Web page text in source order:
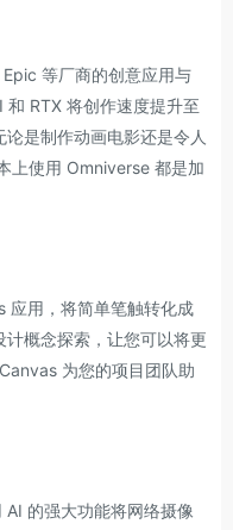
等厂商的创意应用与
RTX 将创作速度提升至
是制作动画电影还是令人
上使用 Omniverse 都是加
用，将简单笔触转化成
概念探索，让您可以将更
为您的项目团队助
的强大功能将网络摄像